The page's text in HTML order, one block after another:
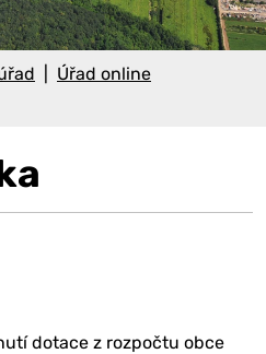
Úřad online
dotace z rozpočtu obce